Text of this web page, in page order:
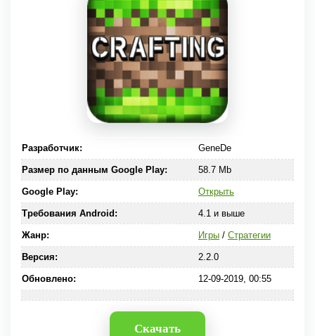
Разработчик: GeneDe
Размер по данным Google Play: 58.7 Mb
Google Play: Открыть
Требования Android: 4.1 и выше
Жанр: Игры/ Стратегии
Версия: 2.2.0
Обновлено: 12-09-2019, 00:55
Скачать